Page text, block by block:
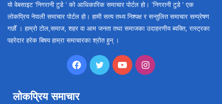
यो वेबसाइट ‘निगरानी टुडे ‘ को आधिकारिक समाचार पोर्टल हो। ‘निगरानी टुडे ‘ एक
लोकप्रिय नेपाली समाचार पोर्टल हो। हामी सत्य तथ्य निश्पक्ष र सन्तुलित समाचार सम्प्रेषण
गर्छौँ । हाम्रो टोल,समाज, शहर वा आम जनता तथा समाजका उदाहरणीय ब्यक्ति, रास्ट्रका
पहरेदार हरेक बिषय हाम्रा समाचारका श्रोत हुन् ।
Facebook
TwitterYouTubeInstagram
लोकप्रिय समाचार